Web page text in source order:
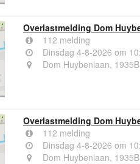
Overlastmelding Dom
112 melding
Dinsdag 4-8-2026 om
Dom Huybenlaan,
Overlastmelding Dom
112 melding
Dinsdag 4-8-2026 om
Dom Huybenlaan,